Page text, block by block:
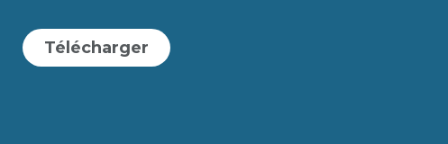
Télécharger